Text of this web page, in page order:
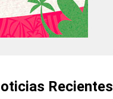
Recientes